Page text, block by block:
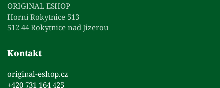
ORIGINAL ESHOP
Horní Rokytnice 513
512 44 Rokytnice nad Jizerou
Kontakt
original-eshop.cz
+420 731 164 425